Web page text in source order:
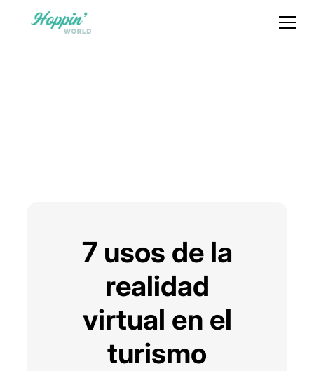
7 usos de la
realidad
virtual en el
turismo